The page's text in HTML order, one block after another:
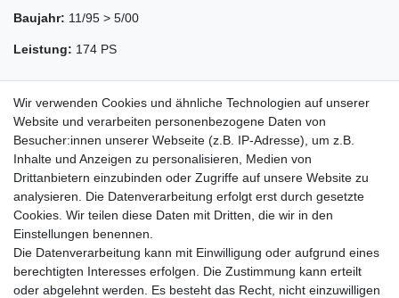
Baujahr: 11/95 > 5/00
Leistung: 174 PS
Zahlung und Versand
Impressum Daten­schutz­erklärung AGB
Wir verwenden Cookies und ähnliche Technologien auf unserer
Website und verarbeiten personenbezogene Daten von
Besucher:innen unserer Webseite (z.B. IP-Adresse), um z.B.
Inhalte und Anzeigen zu personalisieren, Medien von
Drittanbietern einzubinden oder Zugriffe auf unsere Website zu
analysieren. Die Datenverarbeitung erfolgt erst durch gesetzte
Cookies. Wir teilen diese Daten mit Dritten, die wir in den
Einstellungen benennen.
Die Datenverarbeitung kann mit Einwilligung oder aufgrund eines
berechtigten Interesses erfolgen. Die Zustimmung kann erteilt
oder abgelehnt werden. Es besteht das Recht, nicht einzuwilligen